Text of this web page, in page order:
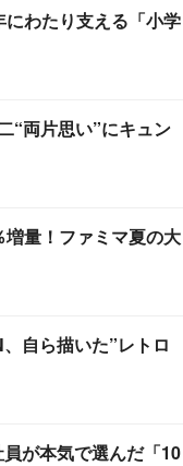
わたり支える「小学
“両片思い”にキュン
量！ファミマ夏の大
自ら描いた”レトロ
が本気で選んだ「10